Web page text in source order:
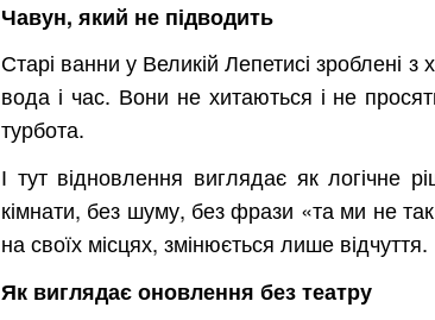
Чавун, який не підводить
Старі ванни у Великій Лепетисі зроблені
вода і час. Вони не хитаються і не
турбота.
І тут відновлення виглядає як логічне
кімнати, без шуму, без фрази «та ми не
на своїх місцях, змінюється лише відчуття.
Як виглядає оновлення без театру